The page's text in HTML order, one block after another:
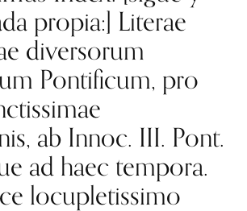
propia:] Literae
diversorum
Pontificum, pro
ab Innoc. III. Pont.
ad haec tempora.
locupletissimo